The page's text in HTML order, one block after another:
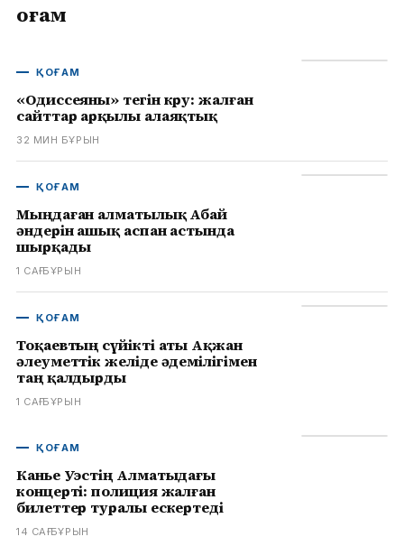
Қоғам
ҚОҒАМ
«Одиссеяны» тегін көру: жалған
сайттар арқылы алаяқтық
32 МИН БҰРЫН
ҚОҒАМ
Мыңдаған алматылық Абай
әндерін ашық аспан астында
шырқады
1 САҒ БҰРЫН
ҚОҒАМ
Тоқаевтың сүйікті аты Ақжан
әлеуметтік желіде әдемілігімен
таң қалдырды
1 САҒ БҰРЫН
ҚОҒАМ
Канье Уэстің Алматыдағы
концерті: полиция жалған
билеттер туралы ескертеді
14 САҒ БҰРЫН